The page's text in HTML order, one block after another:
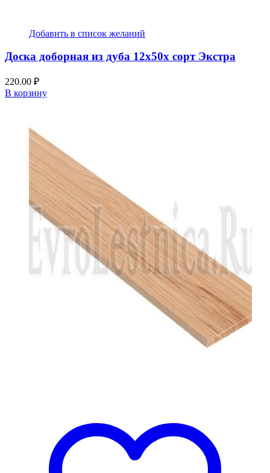
Добавить в список желаний
Доска доборная из дуба 12x50x сорт Экстра
220.00 ₽
В корзину